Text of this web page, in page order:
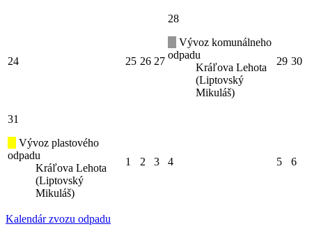
24 25 26 27
28
Vývoz komunálneho
odpadu
Kráľova Lehota
(Liptovský
Mikuláš)
29 30
31
Vývoz plastového
odpadu
Kráľova Lehota
(Liptovský
Mikuláš)
1 2 3 4 5 6
Kalendár zvozu odpadu